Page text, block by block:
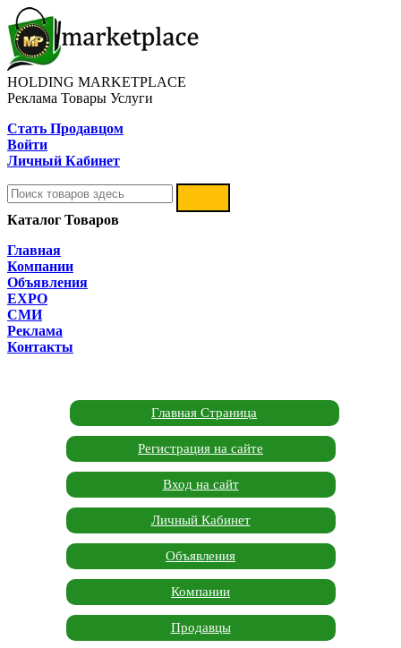
HOLDING MARKETPLACE
Реклама Товары Услуги
Стать Продавцом
Войти
Личный Кабинет
Каталог Товаров
Главная
Компании
Объявления
EXPO
СМИ
Реклама
Контакты
Главная Страница
Регистрация на сайте
Вход на сайт
Личный Кабинет
Объявления
Компании
Продавцы